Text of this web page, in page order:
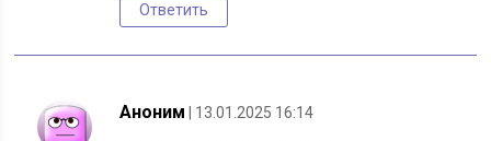
Ответить
Аноним | 13.01.2025 16:14